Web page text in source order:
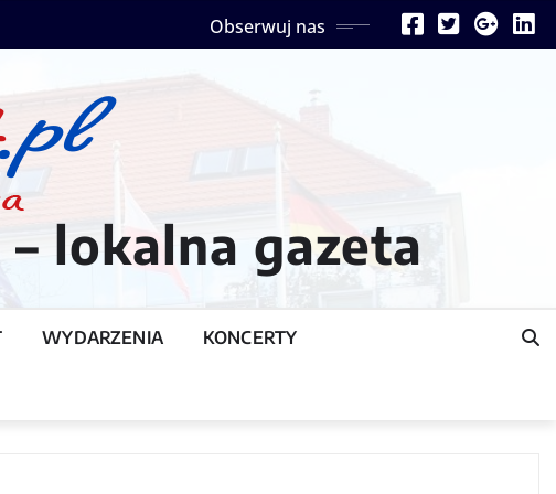
Obserwuj nas
lokalna gazeta
WYDARZENIA KONCERTY